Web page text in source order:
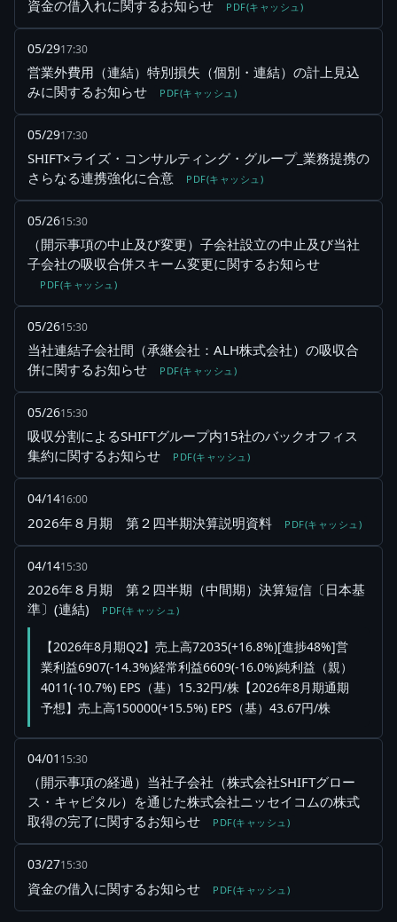
資金の借入れに関するお知らせ PDF(キャッシュ)
05/2917:30
営業外費用（連結）特別損失（個別・連結）の計上見込
みに関するお知らせ
PDF(キャッシュ)
05/2917:30
SHIFT×ライズ・コンサルティング・グループ_業務提携の
さらなる連携強化に合意
PDF(キャッシュ)
05/2615:30
（開示事項の中止及び変更）子会社設立の中止及び当社
子会社の吸収合併スキーム変更に関するお知らせ
PDF(キャッシュ)
05/2615:30
当社連結子会社間（承継会社：ALH株式会社）の吸収合
併に関するお知らせ
PDF(キャッシュ)
05/2615:30
吸収分割によるSHIFTグループ内15社のバックオフィス
集約に関するお知らせ
PDF(キャッシュ)
04/1416:00
2026年８月期 第２四半期決算説明資料 PDF(キャッシュ)
04/1415:30
2026年８月期 第２四半期（中間期）決算短信〔日本基
準〕(連結)
PDF(キャッシュ)
【2026年8月期Q2】売上高72035(+16.8%)[進捗48%]営
業利益6907(-14.3%)経常利益6609(-16.0%)純利益（親）
4011(-10.7%) EPS（基）15.32円/株【2026年8月期通期
予想】売上高150000(+15.5%) EPS（基）43.67円/株
04/01 15:30
（開示事項の経過）当社子会社（株式会社SHIFTグロー
ス・キャピタル）を通じた株式会社ニッセイコムの株式
取得の完了に関するお知らせ
PDF(キャッシュ)
03/2715:30
資金の借入に関するお知らせ PDF(キャッシュ)